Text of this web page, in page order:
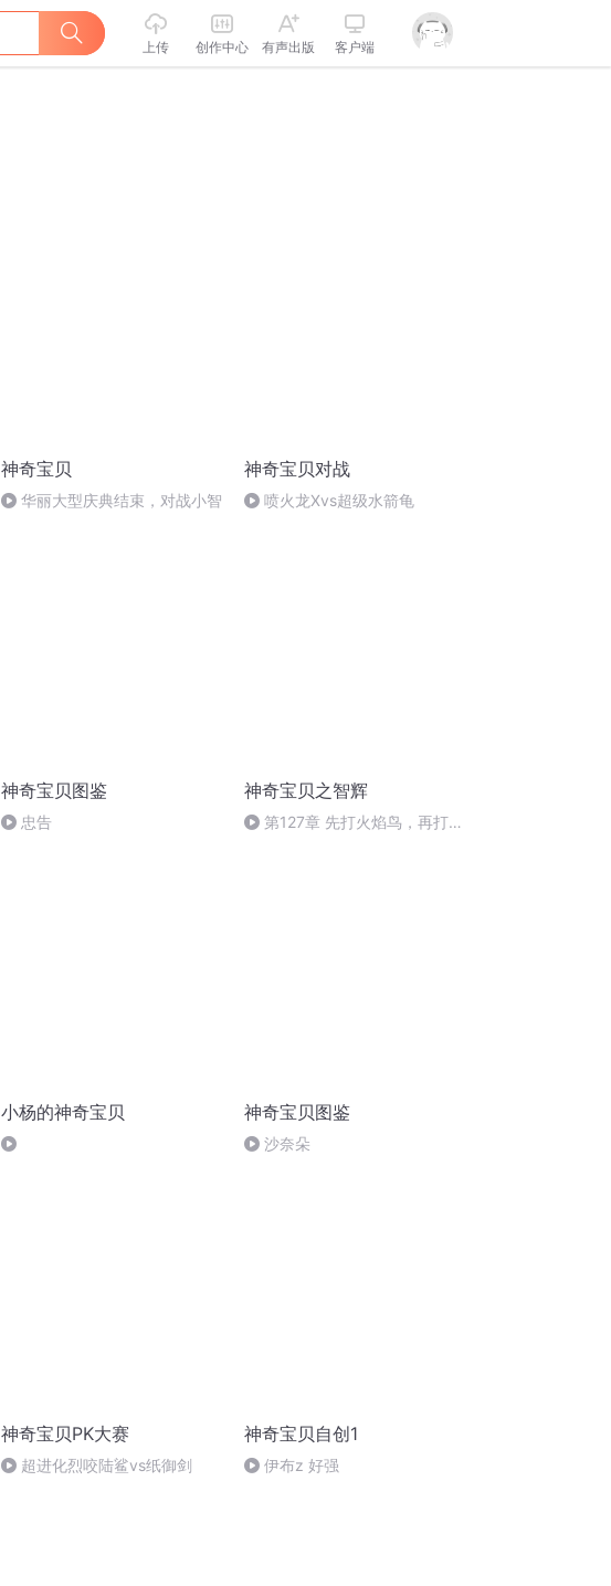
上传 创作中心 有声出版 客户端
神奇宝贝
华丽大型庆典结束，对战小智
神奇宝贝对战
喷火龙Xvs超级水箭龟
神奇宝贝图鉴
忠告
神奇宝贝之智辉
第127章 先打火焰鸟，再打闪
小杨的神奇宝贝 神奇宝贝图鉴
沙奈朵
神奇宝贝PK大赛
超进化烈咬陆鲨vs纸御剑
神奇宝贝自创1
伊布z 好强